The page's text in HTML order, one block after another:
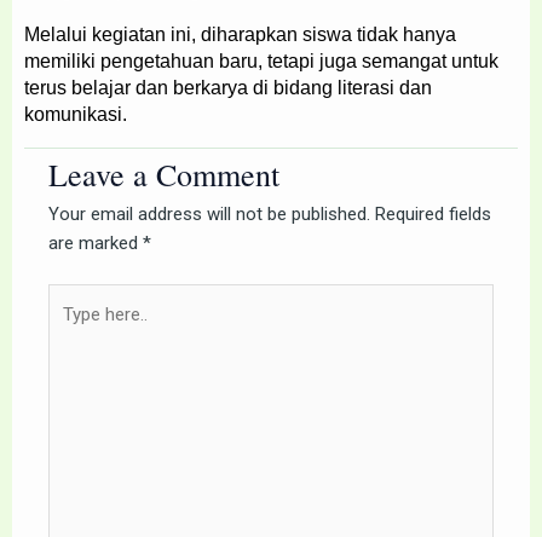
Melalui kegiatan ini, diharapkan siswa tidak hanya
memiliki pengetahuan baru, tetapi juga semangat untuk
terus belajar dan berkarya di bidang literasi dan
komunikasi.
Leave a Comment
Your email address will not be published. Required fields
are marked *
here..